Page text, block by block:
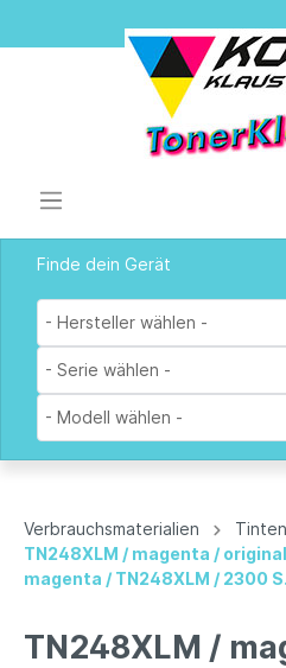
Finde dein Gerät
- Hersteller wählen -
- Serie wählen -
- Modell wählen -
Verbrauchsmaterialien
TN248XLM / magenta /
magenta / TN248XLM / 2300 S.
TN248XLM /